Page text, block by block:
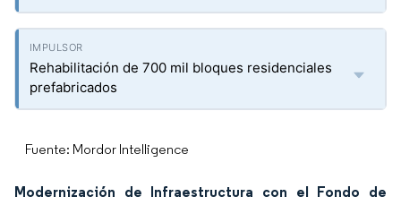
Rehabilitación de 700 mil bloques residenciales
prefabricados
Fuente: Mordor Intelligence
Modernización de Infraestructura con el Fondo de